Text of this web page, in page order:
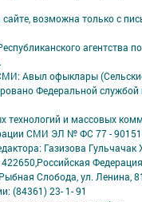
возможна только с
агентства
Авыл офыклары
Федеральной службой
технологий и массовых
СМИ ЭЛ № ФС 77 - 90151
Газизова Гульчачак
Слобода, ул. Ленина,
(84361) 23- 1- 91